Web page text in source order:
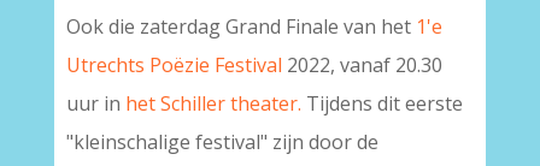
Ook die zaterdag Grand Finale van het 1'e
Utrechts Poëzie Festival 2022, vanaf 20.30
uur in het Schiller theater. Tijdens dit eerste
"kleinschalige festival" zijn door de